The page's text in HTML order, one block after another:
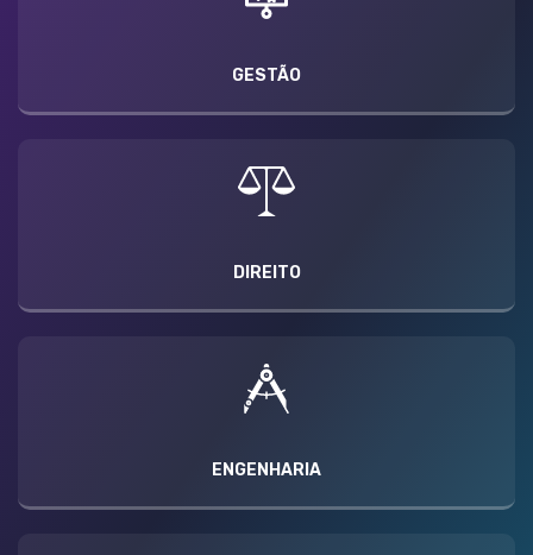
GESTÃO
DIREITO
ENGENHARIA